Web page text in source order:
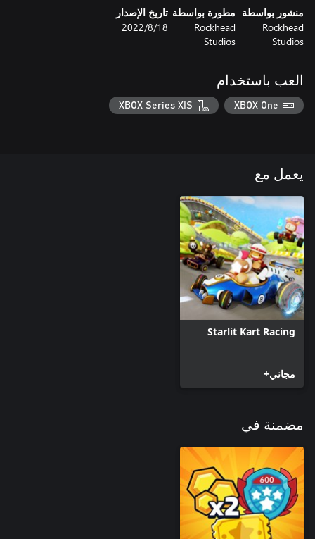
منشور بواسطة
Rockhead
Studios
مطورة بواسطة
Rockhead
Studios
تاريخ الإصدار
18‏/8‏/2022
العب باستخدام
XBOX One
XBOX Series X|S
يعمل مع
Starlit Kart Racing
مجاني+
مضمنة في